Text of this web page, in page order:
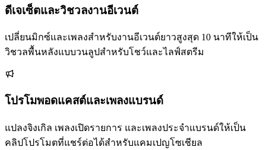
ดีเจเซ็ตและวิชวลงานอีเวนต์
เปลี่ยนมิกซ์และเพลงสำหรับงานอีเวนต์ยาวสูงสุด 10 นาทีให้เป็น
วิชวลพื้นหลังแบบวนลูปสำหรับโชว์และไลฟ์สตรีม
โปรโมพอดแคสต์และเพลงแบรนด์
แปลงจิงเกิล เพลงเปิดรายการ และเพลงประจำแบรนด์ให้เป็น
คลิปโปรโมตที่แชร์ต่อได้สำหรับแคมเปญโซเชียล